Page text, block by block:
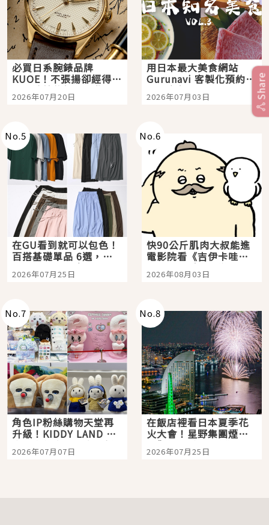
必買日系腕錶品牌
KUOE！不張揚卻經得起
時間洗鍊的經典之作五
選
2026年07月20日
用日本最大美食網站
Gurunavi 客製化預約九
大都市餐廳，打造專屬
美食體驗！
2026年07月03日
No.5
在GU看到就可以包色！
百搭基礎單品 6選，閉
眼全收也不心疼
2026年07月25日
No.6
快90公斤肌肉大叔能進
電影院看《吉伊卡哇》
嗎？日本重金屬樂團
「打首」會長與nagano
2026年08月03日
No.7
角色IP粉絲購物天堂再
升級！KIDDY LAND 原
宿店吉伊卡哇迎客，新
開幕 OMOKADO 店3分
2026年07月07日
No.8
在飯店裡看日本夏季花
火大會！星野集團煙火
景觀飯店6選，讓你不用
人擠人悠閒欣賞
2026年07月25日
Share